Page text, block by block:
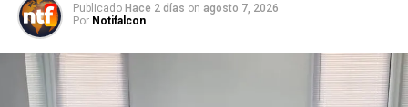
Publicado Hace 2 días on agosto 7, 2026
Por Notifalcon